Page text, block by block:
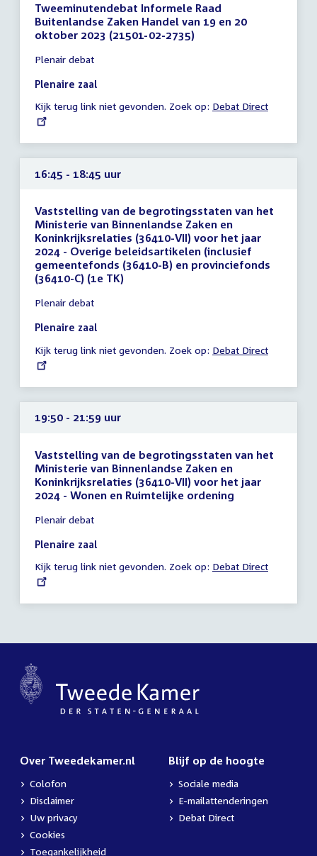
Tweeminutendebat Informele Raad
Buitenlandse Zaken Handel van 19 en 20
oktober 2023 (21501-02-2735)
vergadering
16:25
16:45
uur
Plenair debat
Plenaire zaal
Kijk terug link niet gevonden. Zoek op: External
Debat Direct
16:45 - 18:45 uur
Vaststelling van de begrotingsstaten van het
Ministerie van Binnenlandse Zaken en
Koninkrijksrelaties (36410-VII) voor het jaar
2024 - Overige beleidsartikelen (inclusief
gemeentefonds (36410-B) en provinciefonds
(36410-C) (1e TK)
vergadering
16:45
18:45
uur
Plenair debat
Plenaire zaal
Kijk terug link niet gevonden. Zoek op: External
Debat Direct
19:50 - 21:59 uur
Vaststelling van de begrotingsstaten van het
Ministerie van Binnenlandse Zaken en
Koninkrijksrelaties (36410-VII) voor het jaar
2024 - Wonen en Ruimtelijke ordening
vergadering
19:50
21:59
uur
Plenair debat
Plenaire zaal
Kijk terug link niet gevonden. Zoek op: External
Debat Direct
Over Tweedekamer.nl
Colofon
Disclaimer
Uw privacy
Cookies
Toegankelijkheid
Blijf op de hoogte
Sociale media
E-mailattenderingen
Debat Direct